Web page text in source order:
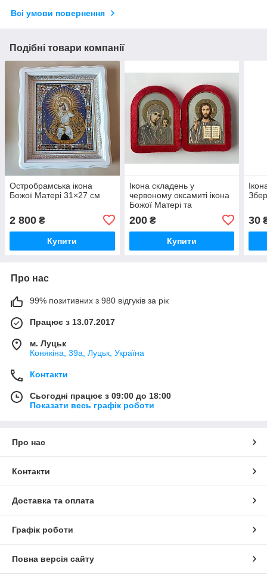
Всі умови повернення
Подібні товари компанії
Остробрамська ікона
Божої Матері 31×27 см
2 800 ₴
Купити
Ікона складень у
червоному оксамиті ікона
Божої Матері та
200₴
Купити
30
Про нас
99% позитивних з 980 відгуків за рік
Працює з 13.07.2017
м. Луцьк
Конякіна, 39а, Луцьк, Україна
Контакти
Сьогодні працює з 09:00 до 18:00
Показати весь графік роботи
Про нас
Контакти
Доставка та оплата
Графік роботи
Повна версія сайту